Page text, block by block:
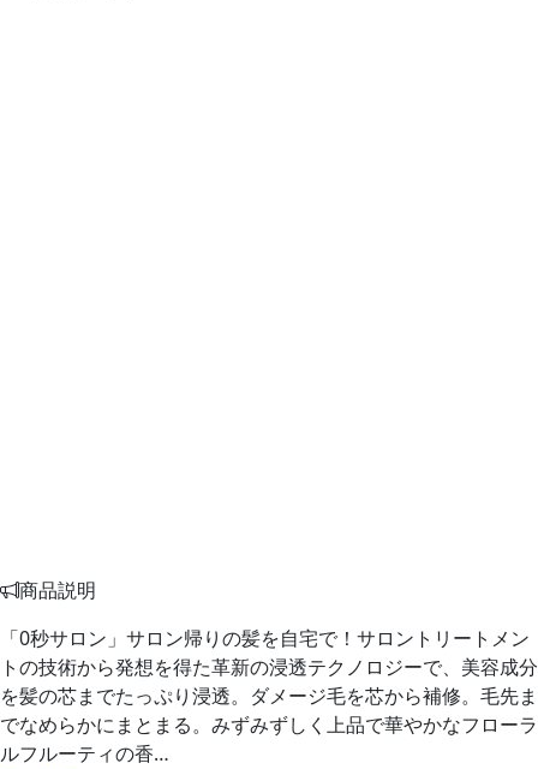
商品説明
「0秒サロン」サロン帰りの髪を自宅で！サロントリートメン
トの技術から発想を得た革新の浸透テクノロジーで、美容成分
を髪の芯までたっぷり浸透。ダメージ毛を芯から補修。毛先ま
でなめらかにまとまる。みずみずしく上品で華やかなフローラ
ルフルーティの香…